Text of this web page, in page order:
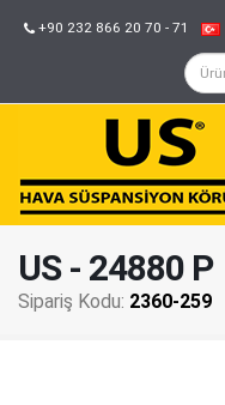
+90 232 866 20 70 - 71
US - 24880 P
Sipariş Kodu: 2360-259